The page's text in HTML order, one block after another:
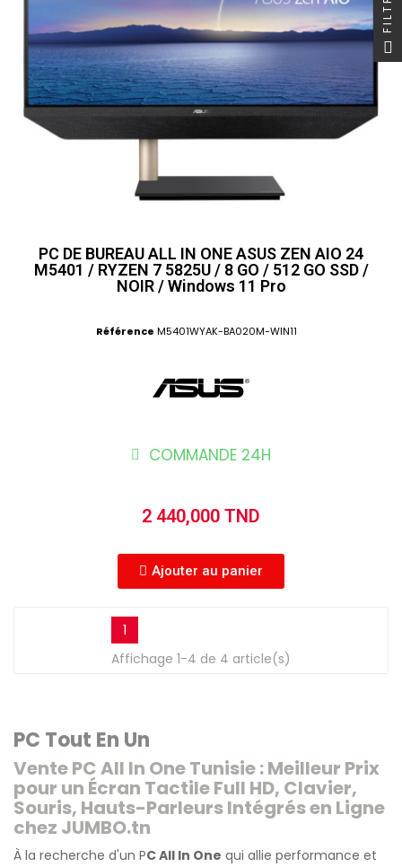
PC DE BUREAU ALL IN ONE ASUS ZEN AIO 24
M5401 / RYZEN 7 5825U / 8 GO / 512 GO SSD /
NOIR / Windows 11 Pro
Référence M5401WYAK-BA020M-WIN11
COMMANDE 24H
2 440,000 TND
Ajouter au panier
1
Affichage 1-4 de 4 article(s)
PC Tout En Un
Vente PC All In One Tunisie : Meilleur Prix
pour un Écran Tactile Full HD, Clavier,
Souris, Hauts-Parleurs Intégrés en Ligne
chez JUMBO.tn
À la recherche d'un PC All In One qui allie performance et